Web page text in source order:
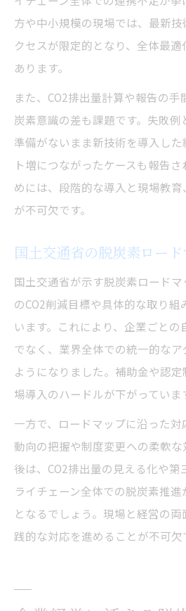
方や中小規模の現場では、最新
クセスが限定的となり、全体最
あります。
また、CO2排出量計算や報告の
炭素意識の差も課題です。失敗例
準備がないまま新技術を導入し
ト増につながったケースも報告
めには、段階的な導入と現場教
が不可欠です。
国土交通省の脱炭素ロー
国土交通省が示す脱炭素ロード
のCO2削減目標や具体的な取り
います。これにより、企業ごと
でなく、業界全体での統一的な
ようになりました。補助金や認
場導入のハードルが下がっていま
一方で、ロードマップに沿った
動向の把握や制度変更への柔軟
後は、CO2排出量の見える化や
ライチェーン全体での脱炭素推
となるでしょう。現場と経営の
践的な対応を進めることが不可欠